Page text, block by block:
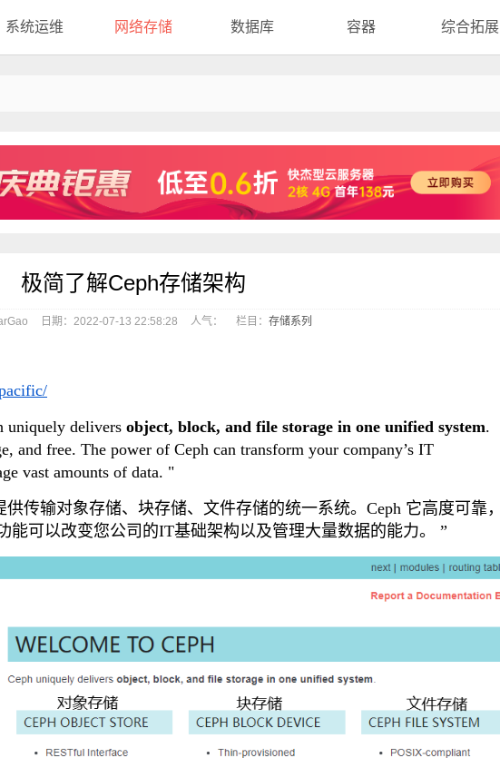
系统运维 网络存储 数据库 容器 综合拓展
极简了解Ceph存储架构
日期：2022-07-13 22:58:28 人气： 栏目： 存储系列
delivers object, block, and file storage in one unified system.
and free. The power of Ceph can transform your company’s IT
vast amounts of data. "
传输对象存储、块存储、文件存储的统一系统。Ceph 它高度可靠，
能可以改变您公司的IT基础架构以及管理大量数据的能力。 ”